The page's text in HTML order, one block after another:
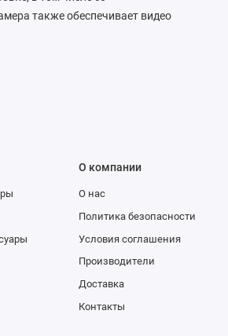
также обеспечивает видео
сопоставляет источник звука
доступной только Apple,
Сверхширокоугольная камера
в четыре раза больше
делать фото с близкого
режим. Он включается при
и низким уровнем шума
О компании
О нас
Политика безопасности
Условия соглашения
Производители
Доставка
Контакты